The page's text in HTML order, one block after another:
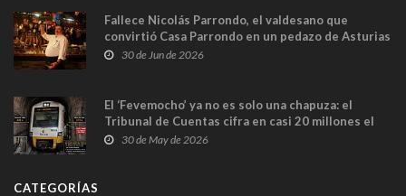
Fallece Nicolás Parrondo, el valdesano que
convirtió Casa Parrondo en un pedazo de Asturias
en Madrid
30 de Jun de 2026
El ‘Fevemocho’ ya no es solo una chapuza: el
Tribunal de Cuentas cifra en casi 20 millones el
sobrecoste de los trenes que no cabían por los
30 de May de 2026
CATEGORÍAS